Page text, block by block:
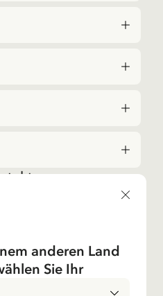
und zum Sortiment,
Mitarbeitenden des
anderen Land
Sie Ihr